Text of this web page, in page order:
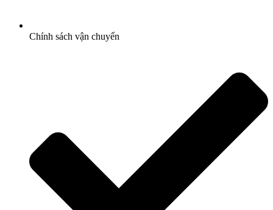
Chính sách vận chuyển